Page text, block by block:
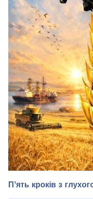
Медіа-обслуга влади
для рашистської бойової
(вимощування опонентів у
(приписування
інформаційна рамка,
Пʼять кроків з